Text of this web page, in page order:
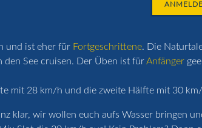
und ist eher für Fortgeschrittene. Die
See cruisen. Der Üben ist fürAnfänger
mit 28 km/h und die zweite Hälfte mit 30
klar, wir wollen euch aufs Wasser bringen